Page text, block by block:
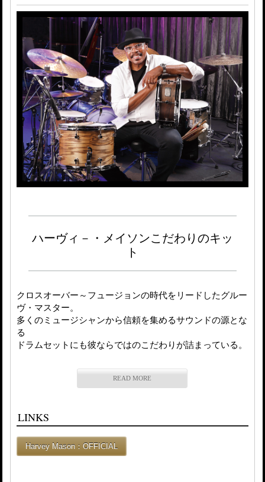
ハーヴィ－・メイソンこだわりのキッ
ト
クロスオーバー～フュージョンの時代をリードしたグルー
ヴ・マスター。
多くのミュージシャンから信頼を集めるサウンドの源とな
る
ドラムセットにも彼ならではのこだわりが詰まっている。
READ MORE
LINKS
Harvey Mason：OFFICIAL